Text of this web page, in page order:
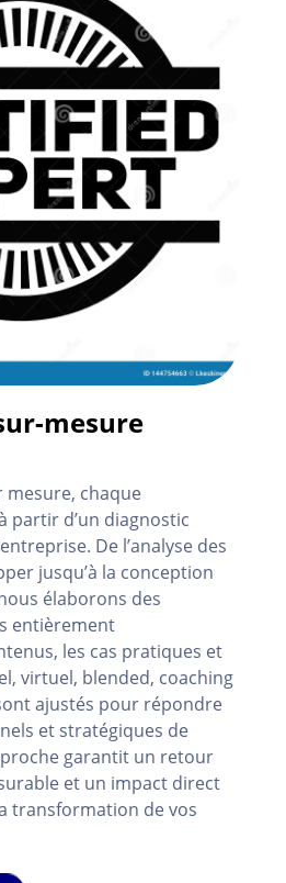
mesure
mesure, chaque
partir d’un diagnostic
De l’analyse des
jusqu’à la conception
élaborons des
entièrement
les cas pratiques et
virtuel, blended, coaching
ajustés pour répondre
et stratégiques de
garantit un retour
et un impact direct
transformation de vos